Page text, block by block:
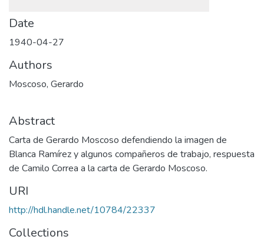
Date
1940-04-27
Authors
Moscoso, Gerardo
Abstract
Carta de Gerardo Moscoso defendiendo la imagen de
Blanca Ramírez y algunos compañeros de trabajo, respuesta
de Camilo Correa a la carta de Gerardo Moscoso.
URI
http://hdl.handle.net/10784/22337
Collections